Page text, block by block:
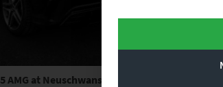
AMG at Neuschwanstein